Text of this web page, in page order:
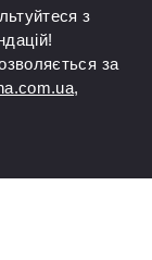
з
за
,